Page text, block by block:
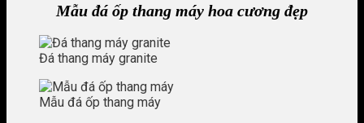
Mẫu đá ốp thang máy hoa cương đẹp
Đá thang máy granite
Mẫu đá ốp thang máy